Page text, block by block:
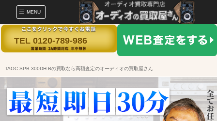
MENU
TEL 0120-789-986
TAOC SPB-300DH-Bの買取なら高額査定のオーディオの買取屋さん